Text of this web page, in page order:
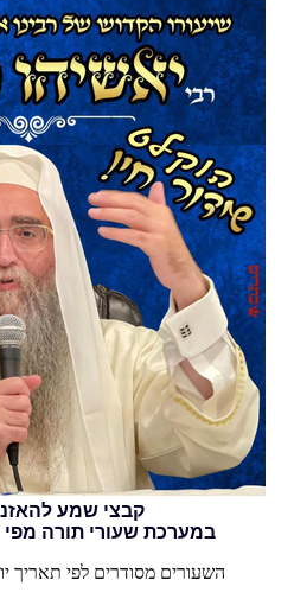
קבצי שמע
במערכת שעורי תורה
השעורים מסודרים לפי תאריך